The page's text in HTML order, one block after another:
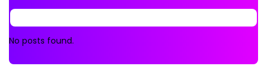
No posts found.